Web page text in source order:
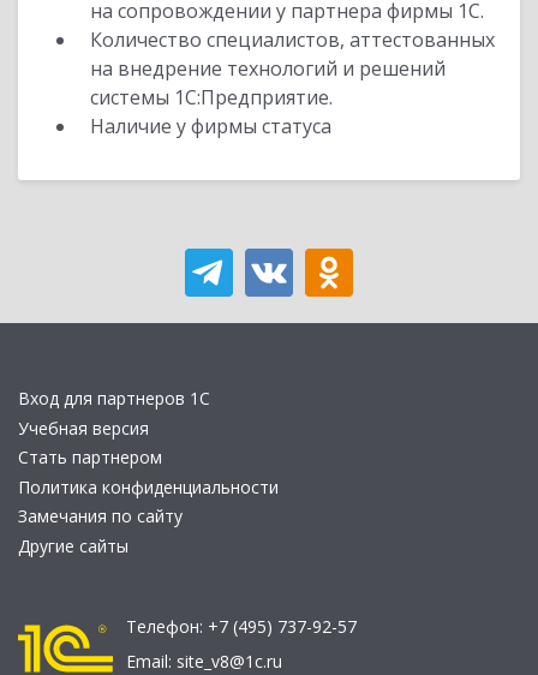
на сопровождении у партнера фирмы 1С.
Количество специалистов, аттестованных
на внедрение технологий и решений
системы 1С:Предприятие.
Наличие у фирмы статуса
Вход для партнеров 1С
Учебная версия
Стать партнером
Политика конфиденциальности
Замечания по сайту
Другие сайты
Телефон: +7 (495) 737-92-57
Email: site_v8@1c.ru